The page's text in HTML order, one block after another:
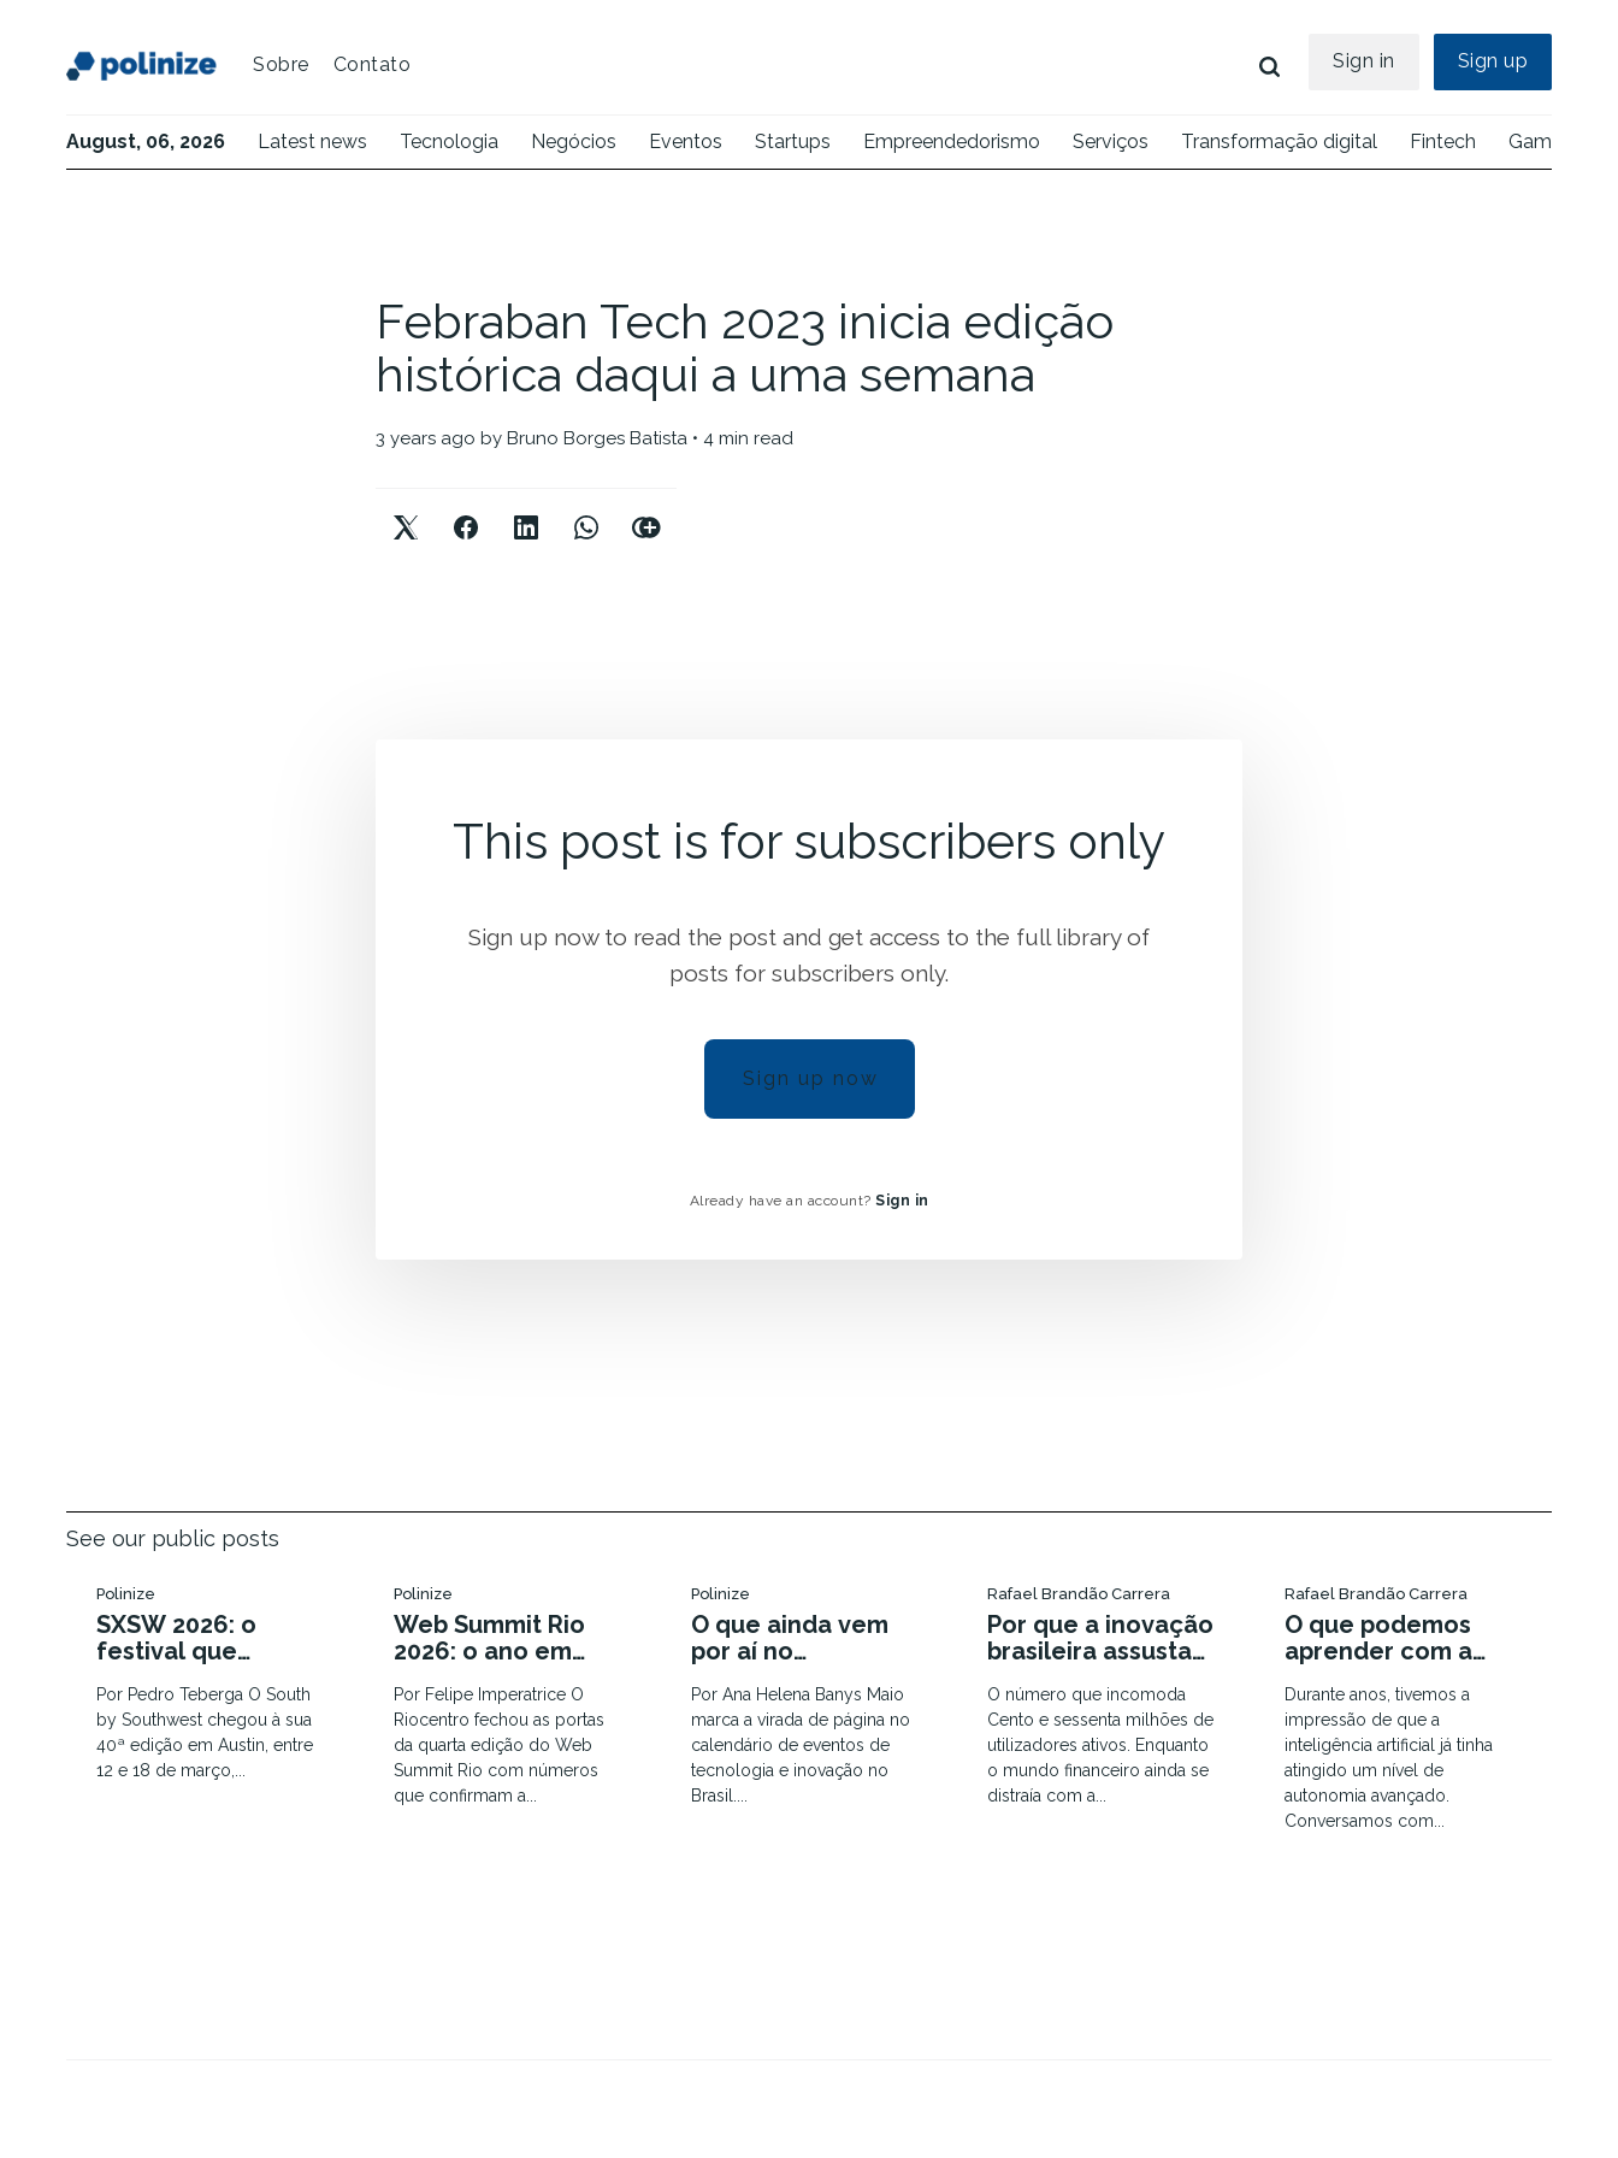
Sobre Contato Sign in Sign up
August, 06, 2026 Latest news Tecnologia Negócios Eventos Startups Empreendedorismo Serviços Transformação digital Fintech Games
Febraban Tech 2023 inicia edição
histórica daqui a uma semana
3 years ago by Bruno Borges Batista • 4 min read
This post is for subscribers only
Sign up now to read the post and get access to the full library of
posts for subscribers only.
Sign up now
Already have an account? Sign in
See our public posts
Polinize
SXSW 2026: o
festival que
tendências e
colocou o humano
em xeque
Por Pedro Teberga O South
by Southwest chegou à sua
40ª edição em Austin, entre
12 e 18 de março,...
Polinize
Web Summit Rio
2026: o ano em
IA virou disputa por
infraestrutura
Por Felipe Imperatrice O
Riocentro fechou as portas
da quarta edição do Web
Summit Rio com números
que confirmam a...
Polinize
O que ainda vem
por aí no
inovação de 2026
Por Ana Helena Banys Maio
marca a virada de página no
calendário de eventos de
tecnologia e inovação no
Brasil....
Rafael Brandão Carrera
Por que a inovação
brasileira assusta
O número que incomoda
Cento e sessenta milhões de
utilizadores ativos. Enquanto
o mundo financeiro ainda se
distraía com a...
Rafael Brandão Carrera
O que podemos
aprender com a
Durante anos, tivemos a
impressão de que a
inteligência artificial já tinha
atingido um nível de
autonomia avançado.
Conversamos com...